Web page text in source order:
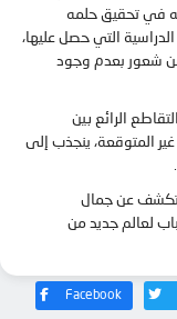
في تحقيق حلمه
التي حصل عليها،
شعور بعدم وجود
الرائع بين
المتوقعة، ينجذب إلى
لتكشف عن جمال
لعالم جديد من
Facebook